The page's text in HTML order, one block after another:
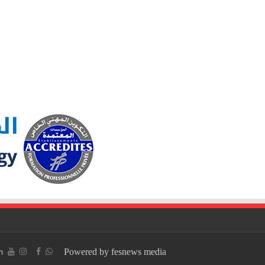
Powered by fesnews media